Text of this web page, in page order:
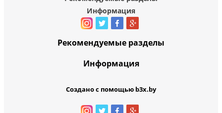
Информация
Рекомендуемые разделы
Информация
Создано с помощью b3x.by